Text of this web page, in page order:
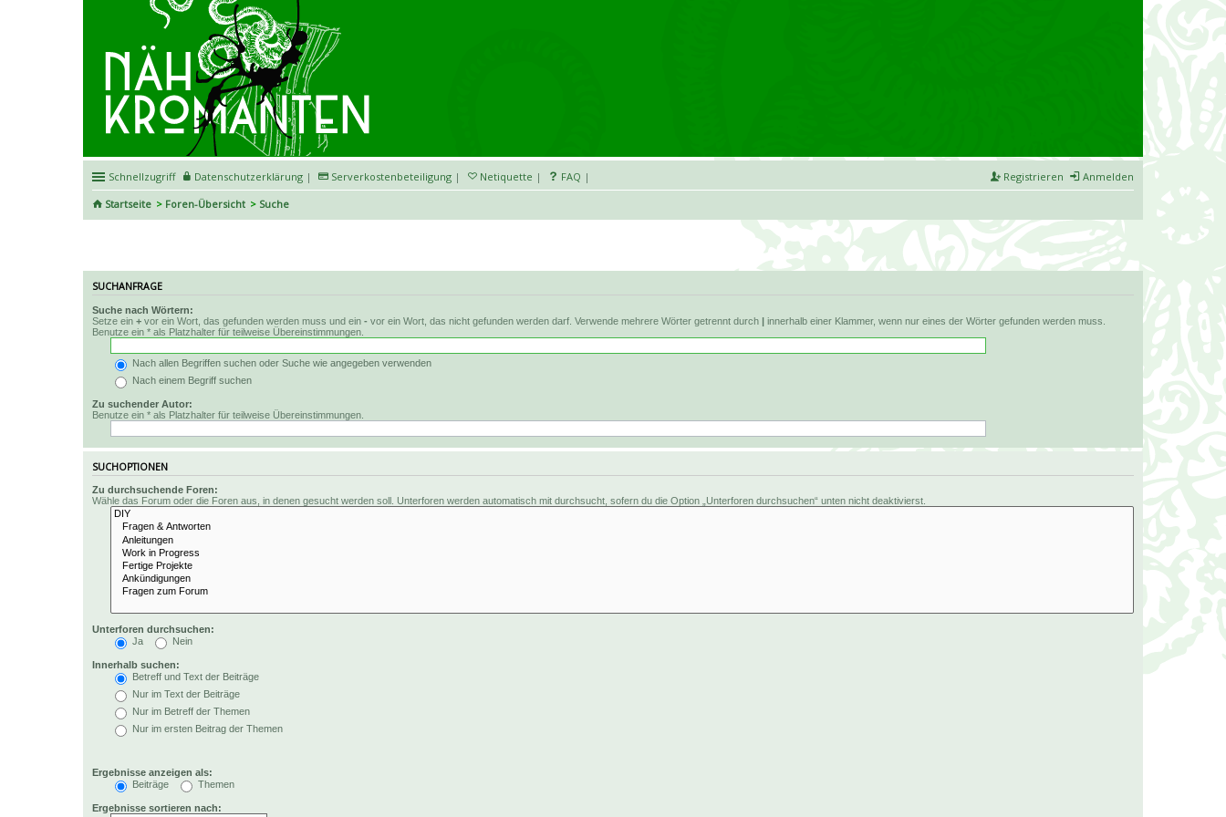
Schnellzugriff Datenschutzerklärung | Serverkostenbeteiligung | Netiquette | FAQ | Anmelden
Registrieren
Startseite
Foren-Übersicht Suche
SUCHANFRAGE
Suche nach Wörtern:
Setze ein + vor ein Wort, das gefunden werden muss und ein - vor ein Wort, das nicht gefunden werden darf. Verwende mehrere Wörter getrennt durch | innerhalb einer Klammer, wenn nur eines der Wörter gefunden werden muss.
Benutze ein * als Platzhalter für teilweise Übereinstimmungen.
Nach allen Begriffen suchen oder Suche wie angegeben verwenden
Nach einem Begriff suchen
Zu suchender Autor:
Benutze ein * als Platzhalter für teilweise Übereinstimmungen.
SUCHOPTIONEN
Zu durchsuchende Foren:
Wähle das Forum oder die Foren aus, in denen gesucht werden soll. Unterforen werden automatisch mit durchsucht, sofern du die Option „Unterforen durchsuchen“ unten nicht deaktivierst.
Unterforen durchsuchen:
Ja
Nein
Innerhalb suchen:
Betreff und Text der Beiträge
Nur im Text der Beiträge
Nur im Betreff der Themen
Nur im ersten Beitrag der Themen
Ergebnisse anzeigen als:
Beiträge
Themen
Ergebnisse sortieren nach: